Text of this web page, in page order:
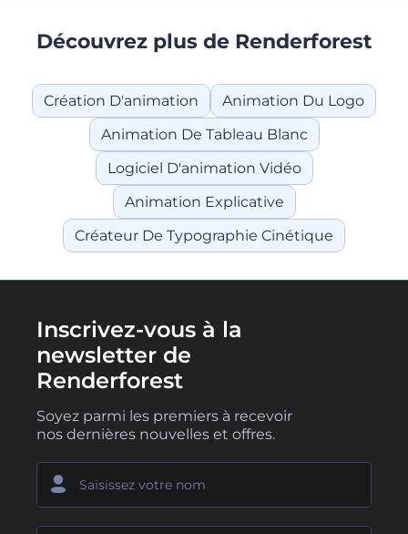
Découvrez plus de Renderforest
Création D'animation
Animation Du Logo
Animation De Tableau Blanc
Logiciel D'animation Vidéo
Animation Explicative
Créateur De Typographie Cinétique
Inscrivez-vous à la
newsletter de
Renderforest
Soyez parmi les premiers à recevoir
nos dernières nouvelles et offres.